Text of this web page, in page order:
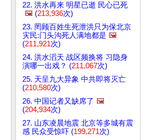
22. 洪水再来 明星已逝 民心已死
🖼️ (213,936次)
23. 罔顾百姓生死泄洪只为保北京
灾民:门头沟死人满地都是 🖼️
(211,921次)
24. 洪水滔天 战区频换将 习隐身
演哪一出戏？ (211,067次)
25. 天呈九大异象 中共即将灭亡
(210,580次)
26. 中国记者又缺席了 🖼️
(204,934次)
27. 山东凌晨地震 北京等多城有震
感 民众受惊吓 (199,271次)